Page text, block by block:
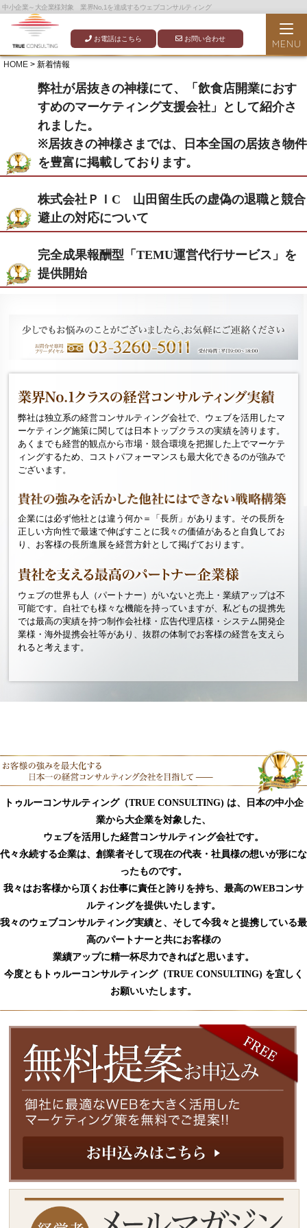
中小企業～大企業様対象 業界No,1を達成するウェブコンサルティング
お電話はこちら お問い合わせ
HOME > 新着情報
弊社が居抜きの神様にて、「飲食店開業におす
すめのマーケティング支援会社」として紹介さ
れました。
※居抜きの神様さまでは、日本全国の居抜き物件
を豊富に掲載しております。
株式会社ＰＩC 山田留生氏の虚偽の退職と競合
避止の対応について
完全成果報酬型「TEMU運営代行サービス」を
提供開始
弊社は独立系の経営コンサルティング会社で、ウェブを活用したマ
ーケティング施策に関しては日本トップクラスの実績を誇ります。
あくまでも経営的観点から市場・競合環境を把握した上でマーケテ
ィングするため、コストパフォーマンスも最大化できるのが強みで
ございます。
企業には必ず他社とは違う何か＝「長所」があります。その長所を
正しい方向性で最速で伸ばすことに我々の価値があると自負してお
り、お客様の長所進展を経営方針として掲げております。
ウェブの世界も人（パートナー）がいないと売上・業績アップは不
可能です。自社でも様々な機能を持っていますが、私どもの提携先
では最高の実績を持つ制作会社様・広告代理店様・システム開発企
業様・海外提携会社等があり、抜群の体制でお客様の経営を支えら
れると考えます。
トゥルーコンサルティング（TRUE CONSULTING) は、日本の中小企
業から大企業を対象した、
ウェブを活用した経営コンサルティング会社です。
代々永続する企業は、創業者そして現在の代表・社員様の想いが形にな
ったものです。
我々はお客様から頂くお仕事に責任と誇りを持ち、最高のWEBコンサ
ルティングを提供いたします。
我々のウェブコンサルティング実績と、そして今我々と提携している最
高のパートナーと共にお客様の
業績アップに精一杯尽力できればと思います。
今度ともトゥルーコンサルティング（TRUE CONSULTING) を宜しく
お願いいたします。